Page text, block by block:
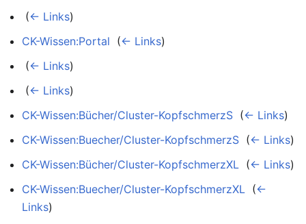
(← Links)
CK-Wissen:Portal (← Links)
(← Links)
(← Links)
CK-Wissen:Bücher/Cluster-KopfschmerzS (← Links)
CK-Wissen:Buecher/Cluster-KopfschmerzS (← Links)
CK-Wissen:Bücher/Cluster-KopfschmerzXL (← Links)
CK-Wissen:Buecher/Cluster-KopfschmerzXL (←
Links)